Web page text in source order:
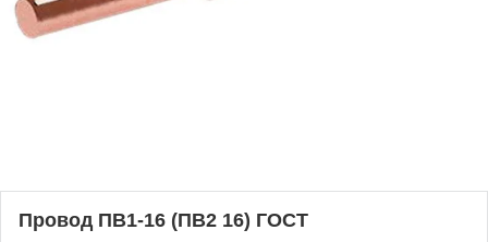
Провод ПВ1-16 (ПВ2 16) ГОСТ